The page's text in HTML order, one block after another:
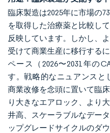
臨床製造は2025年に市場の
を取得した治療薬と比較し
反映しています。しかし、
受けて商業生産に移行する
ペース（2026〜2031年の
す。戦略的なニュアンスと
商業改修を念頭に置いて臨
り大きなエアロック、より
井高、スケーラブルなデー
ップグレードサイクルのダ